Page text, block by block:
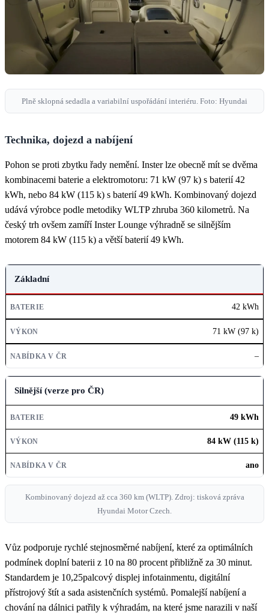
Plně sklopná sedadla a variabilní uspořádání interiéru. Foto: Hyundai
Technika, dojezd a nabíjení
Pohon se proti zbytku řady nemění. Inster lze obecně mít se dvěma
kombinacemi baterie a elektromotoru: 71 kW (97 k) s baterií 42
kWh, nebo 84 kW (115 k) s baterií 49 kWh. Kombinovaný dojezd
udává výrobce podle metodiky WLTP zhruba 360 kilometrů. Na
český trh ovšem zamíří Inster Lounge výhradně se silnějším
motorem 84 kW (115 k) a větší baterií 49 kWh.
KOMBINACE
BATERIE
VÝKON
NABÍDKA V ČR
Základní
42 kWh
71 kW (97 k)
–
Silnější (verze pro ČR)
49 kWh
84 kW (115 k)
ano
Kombinovaný dojezd až cca 360 km (WLTP). Zdroj: tisková zpráva
Hyundai Motor Czech.
Vůz podporuje rychlé stejnosměrné nabíjení, které za optimálních
podmínek doplní baterii z 10 na 80 procent přibližně za 30 minut.
Standardem je 10,25palcový displej infotainmentu, digitální
přístrojový štít a sada asistenčních systémů. Pomalejší nabíjení a
chování na dálnici patřily k výhradám, na které jsme narazili v naší